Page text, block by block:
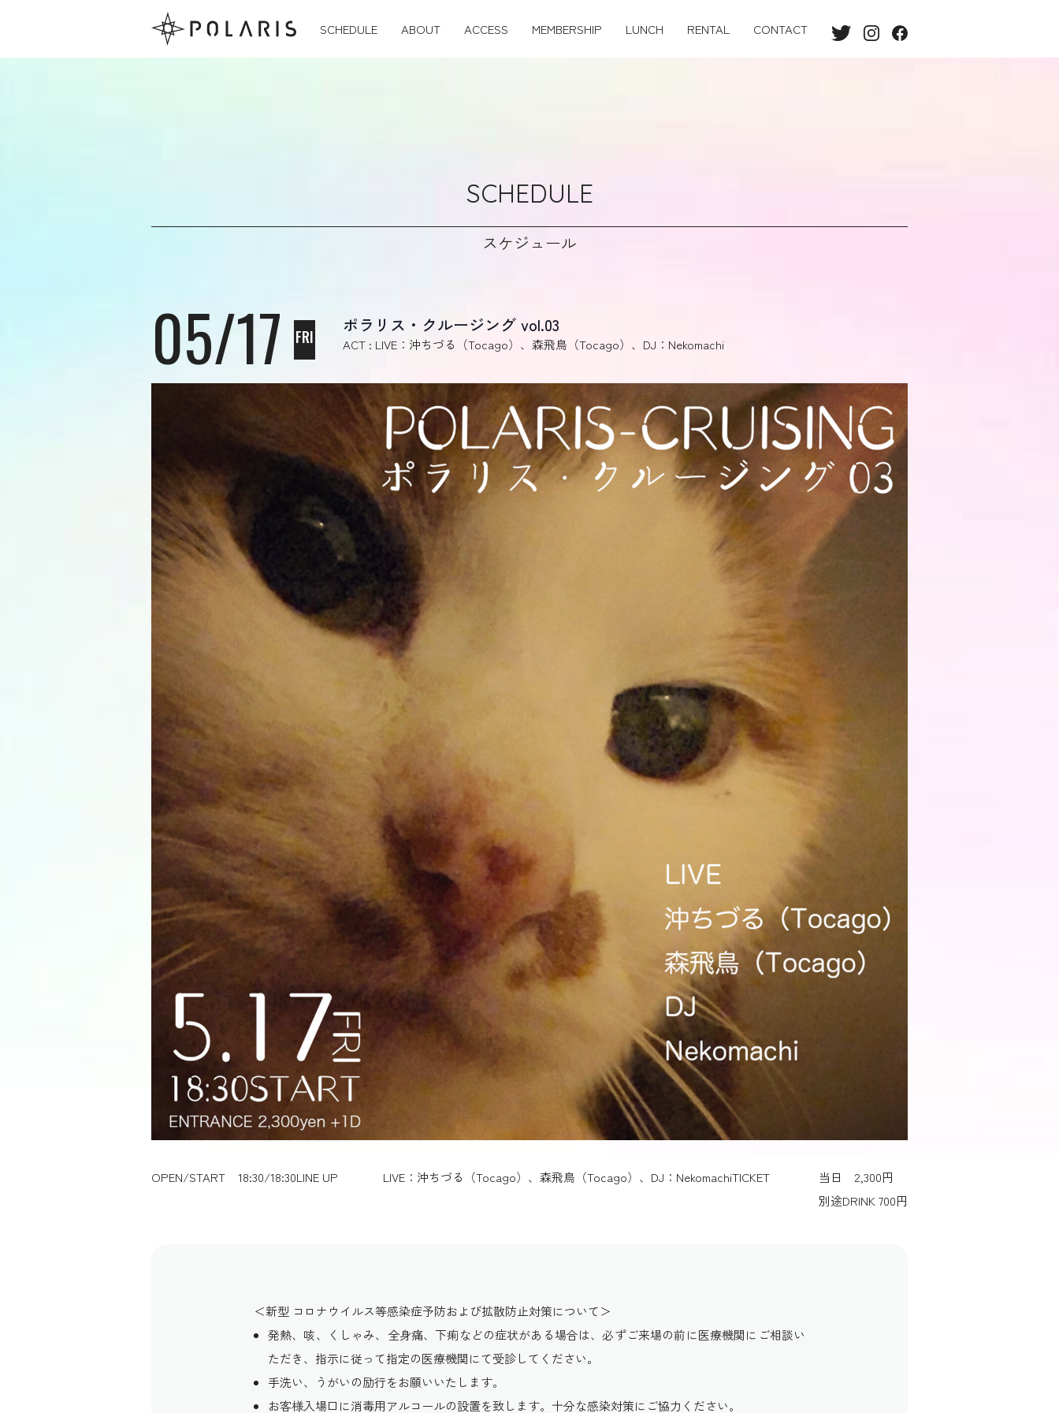
SCHEDULE ABOUT ACCESS MEMBERSHIP LUNCH RENTAL CONTACT
SCHEDULE
スケジュール
05/17 FRI
ポラリス・クルージング vol.03
ACT : LIVE：沖ちづる（Tocago）、森飛鳥（Tocago）、DJ：Nekomachi
OPEN/START 18:30/18:30LINE UP LIVE：沖ちづる（Tocago）、森飛鳥（Tocago）、DJ：NekomachiTICKET
当日 2,300円
別途DRINK 700円
＜新型 コロナウイルス等感染症予防および拡散防止対策について＞
発熱、咳、くしゃみ、全身痛、下痢などの症状がある場合は、必ずご来場の前に医療機関にご相談い
ただき、指示に従って指定の医療機関にて受診してください。
手洗い、うがいの励行をお願いいたします。
お客様入場口に消毒用アルコールの設置を致します。十分な感染対策にご協力ください。